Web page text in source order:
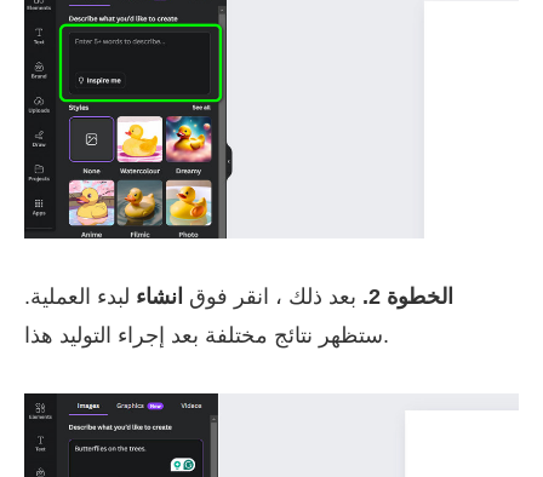
الخطوة 2. بعد ذلك ، انقر فوق انشاء لبدء العملية.
ستظهر نتائج مختلفة بعد إجراء التوليد هذا.